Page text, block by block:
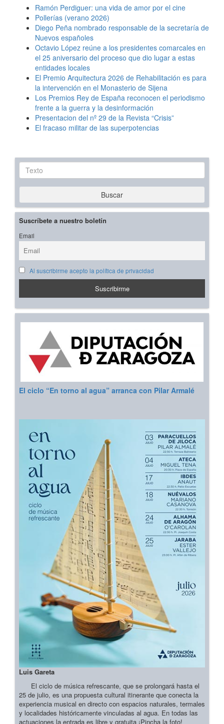
Ramón Perdiguer: una vida de amor por el cine
Pollerías (verano 2026)
Diego Peña nombrado responsable de la secretaría de
Nuevos españoles
Octavio López reúne a los presidentes comarcales en
el 25 aniversario del proceso que dio lugar a estas
entidades locales
El Premio Arquitectura 2026 de Rehabilitación es para
la intervención en el Monasterio de Sijena
Los Premios Rey de España reconocen el periodismo
frente a la guerra y la desinformación
Presentacion del nº 29 de la Revista “Crisis”
El fracaso militar de las superpotencias
Texto
Buscar
Suscríbete a nuestro boletín
Email
Al suscribirme acepto la política de privacidad
El ciclo “En torno al agua” arranca con Pilar Armalé
Luis Gareta
El ciclo de música refrescante, que se prolongará hasta el
25 de julio, es una propuesta cultural itinerante que conecta la
experiencia musical en directo con espacios naturales, termales
y localidades históricamente vinculadas al agua. En todas las
actuaciones la entrada es libre y gratuita ¡Pincha la foto!